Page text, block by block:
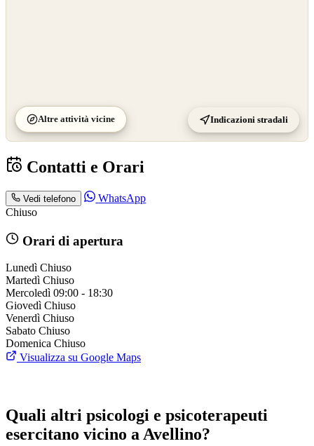
Altre attività vicine Indicazioni stradali
Contatti e Orari
Vedi telefono
WhatsApp
Chiuso
Orari di apertura
Lunedì Chiuso
Martedì Chiuso
Mercoledì 09:00 - 18:30
Giovedì Chiuso
Venerdì Chiuso
Sabato Chiuso
Domenica Chiuso
Visualizza su Google Maps
Quali altri psicologi e psicoterapeuti
esercitano vicino a Avellino?